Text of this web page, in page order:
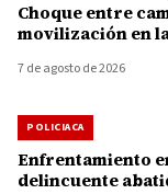
Choque entre
movilización en
7 de agosto de 2026
POLICIACA
Enfrentamiento
delincuente